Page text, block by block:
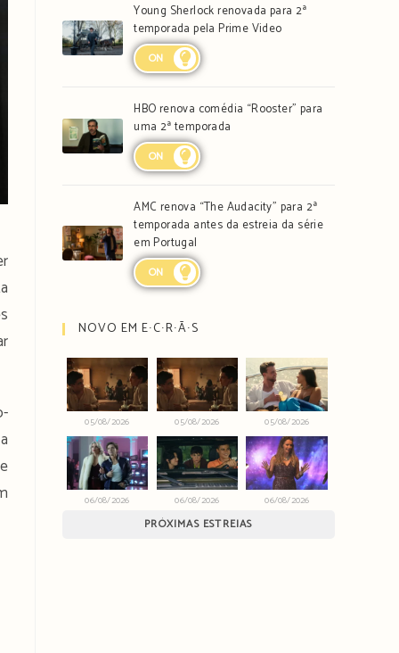
Young Sherlock renovada para 2ª
temporada pela Prime Video
ON
HBO renova comédia “Rooster” para
uma 2ª temporada
ON
AMC renova “The Audacity” para 2ª
temporada antes da estreia da série
em Portugal
ON
NOVO EM E∙C∙R∙Ã∙S
05/08/2026 05/08/2026 05/08/2026
06/08/2026 06/08/2026 06/08/2026
PRÓXIMAS ESTREIAS